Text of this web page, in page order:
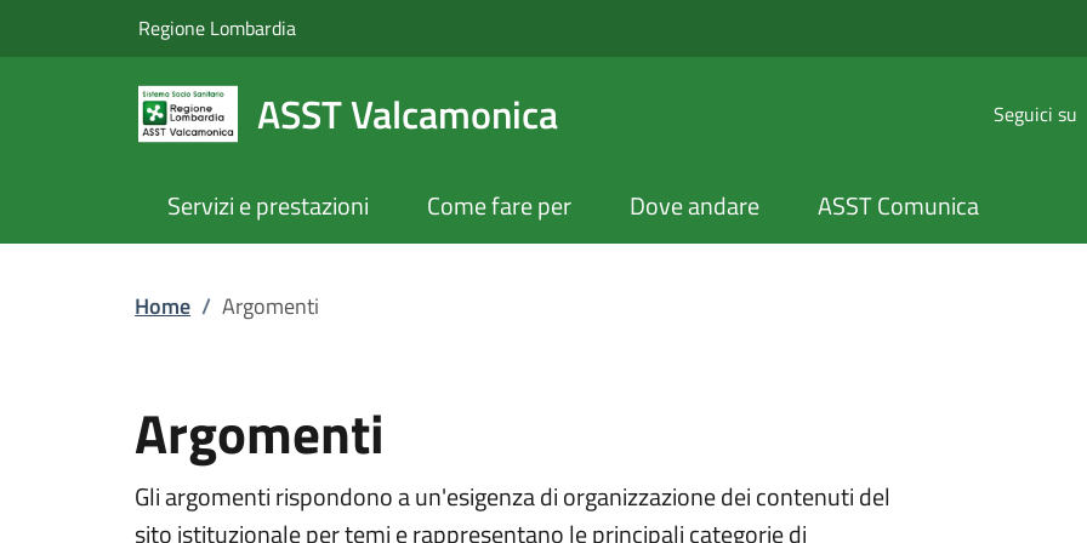
Vai al contenuto principale
Argomenti | ASST Valcamonica
Regione Lombardia(apre in un'altra scheda).
ASST Valcamonica Seguici su
Servizi e prestazioni Come fare per Dove andare ASST Comunica
Home / Argomenti
Argomenti
Gli argomenti rispondono a un'esigenza di organizzazione dei contenuti del
sito istituzionale per temi e rappresentano le principali categorie di